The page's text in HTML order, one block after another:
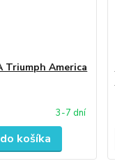
Triumph America
3-7 dní
košíka